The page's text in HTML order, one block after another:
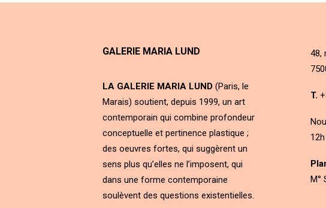
GALERIE MARIA LUND
LA GALERIE MARIA LUND (Paris, le
Marais) soutient, depuis 1999, un art
contemporain qui combine profondeur
conceptuelle et pertinence plastique ;
des oeuvres fortes, qui suggèrent un
sens plus qu’elles ne l’imposent, qui
dans une forme contemporaine
soulèvent des questions existentielles.
48,
T.
M°